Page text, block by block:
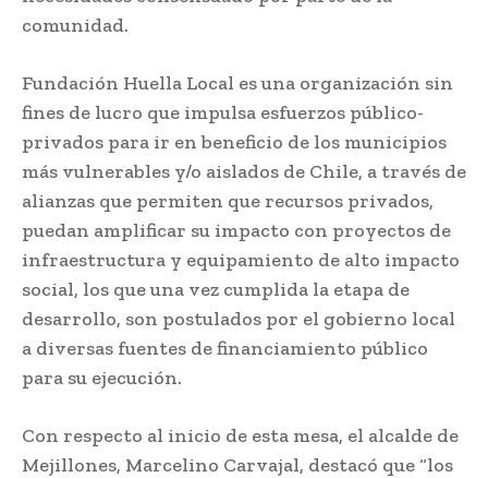
comunidad.
Fundación Huella Local es una organización sin
fines de lucro que impulsa esfuerzos público-
privados para ir en beneficio de los municipios
más vulnerables y/o aislados de Chile, a través de
alianzas que permiten que recursos privados,
puedan amplificar su impacto con proyectos de
infraestructura y equipamiento de alto impacto
social, los que una vez cumplida la etapa de
desarrollo, son postulados por el gobierno local
a diversas fuentes de financiamiento público
para su ejecución.
Con respecto al inicio de esta mesa, el alcalde de
Mejillones, Marcelino Carvajal, destacó que “los